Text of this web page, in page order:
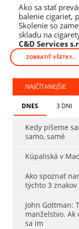
Ako sa stať
balenie cigariet,
Skolenie so
skladu na
C&D Services
ZOBRATIŤ VŠETKY...
NAJČÍTANEJŠIE
DNES 3 DNI
Kedy píšeme
samo, samé
Kúpaliská v
Ako spoznať
týchto 3 znakov
John Gottman:
manželstvo.
sa im